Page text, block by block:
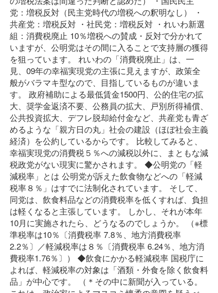
党：増税反対（民主党時代の増税への釈明なし） ・
共産党：増税反対 ・社民党：増税反対 ・れいわ新選
組：消費税廃止 10％増税への賛成・反対で分かれて
いますが、公明党はその間に入ることで支持層の獲得
を狙っています。 れいわの「消費税廃止」は、一
見、09年の幸福実現党の主張に見えますが、政策全
般がバラマキ型なので、目指しているものが違いま
す。 政府補助による最低賃金1500円、公的住宅の拡
大、奨学金返済不要、公務員の拡大、戸別所得補償、
公共投資拡大、デフレ脱却給付金など、共産党も青ざ
めるような「親方日の丸」社会の建設（ほぼ社会主義
経済）を公約しているからです。 比較してみると、
幸福実現党の消費税５％への減税以外に、まともな減
税政党がない現実に驚かされます。 ◆公明党の「軽
減税率」とは 公明党が訴えた飲食物などへの「軽減
税率８％」はすでに法制化されています。 そして、
同党は、飲食料品などの消費税率を低くすれば、負担
は軽くなると主張しています。 しかし、それが本年
10月に実施されたら、どうなるのでしょうか。 （※標
準税率は10％〔消費税率 7.8％、地方消費税率
2.2％〕／軽減税率は８％〔消費税率 6.24％、地方消
費税率1.76％〕） ◆飲食にかかる軽減税率 国税庁に
よれば、軽減税率の対象は「酒類・外食を除く飲食料
品」が中心です。 （＊その中に新聞が入っている。